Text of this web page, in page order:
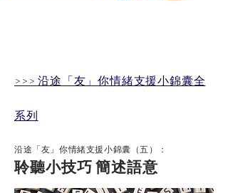
>>> 沿途「友」你情緒支援小錦囊​全
系列
沿途「友」你情緒支援小錦囊（五）：
聆聽小技巧 簡述語意